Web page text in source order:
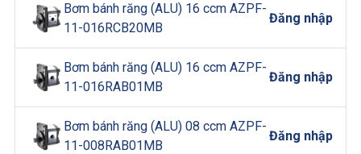
Bơm bánh răng (ALU) 16 ccm AZPF-
11-016RCB20MB
Đăng nhập
Bơm bánh răng (ALU) 16 ccm AZPF-
11-016RAB01MB
Đăng nhập
Bơm bánh răng (ALU) 08 ccm AZPF-
11-008RAB01MB
Đăng nhập